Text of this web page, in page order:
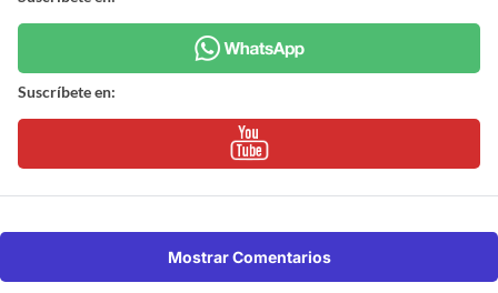
Suscríbete en:
Mostrar Comentarios